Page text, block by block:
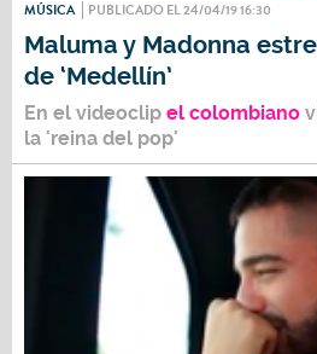
MÚSICA PUBLICADO EL 24/04/19 16:30
Maluma y Madonna
de ‘Medellín’
En el videoclip el colombiano
la 'reina del pop'